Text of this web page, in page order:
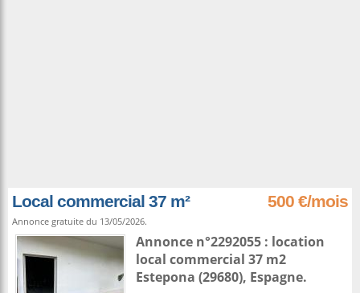
Local commercial 37 m² 500 €/mois
Annonce gratuite du 13/05/2026.
Annonce n°2292055 : location
local commercial 37 m2
Estepona (29680), Espagne.